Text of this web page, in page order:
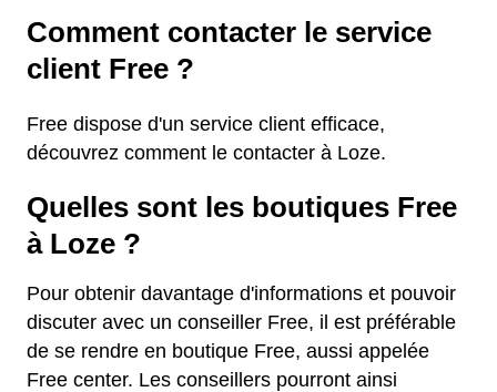
Comment contacter le service
client Free ?
Free dispose d'un service client efficace,
découvrez comment le contacter à Loze.
Quelles sont les boutiques Free
à Loze ?
Pour obtenir davantage d'informations et pouvoir
discuter avec un conseiller Free, il est préférable
de se rendre en boutique Free, aussi appelée
Free center. Les conseillers pourront ainsi